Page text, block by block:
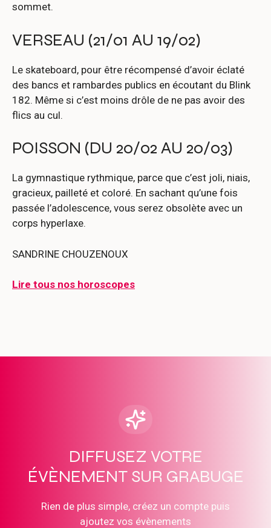
sommet.
VERSEAU (21/01 AU 19/02)
Le skateboard, pour être récompensé d’avoir éclaté
des bancs et rambardes publics en écoutant du Blink
182. Même si c’est moins drôle de ne pas avoir des
flics au cul.
POISSON (DU 20/02 AU 20/03)
La gymnastique rythmique, parce que c’est joli, niais,
gracieux, pailleté et coloré. En sachant qu’une fois
passée l’adolescence, vous serez obsolète avec un
corps hyperlaxe.
SANDRINE CHOUZENOUX
Lire tous nos horoscopes
DIFFUSEZ VOTRE
ÉVÈNEMENT SUR GRABUGE
Rien de plus simple, créez un compte puis
ajoutez vos évènements